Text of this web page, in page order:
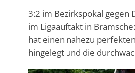
3:2 im Bezirkspokal gegen
im Ligaauftakt in
hat einen nahezu
hingelegt und die